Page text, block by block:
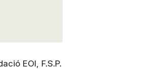
EOI, F.S.P.